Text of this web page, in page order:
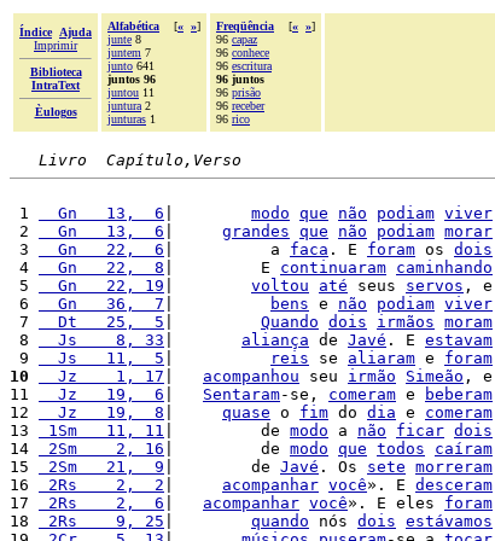
Índice
Ajuda
Imprimir
Biblioteca
IntraText
Èulogos
Alfabética [« »]
junte 8
juntem 7
junto 641
juntos 96
juntou 11
juntura 2
junturas 1
Freqüência [« »]
96 capaz
96 conhece
96 escritura
96 juntos
96 prisão
96 receber
96 rico
Livro  Capítulo,Verso
1
  Gn   13,  6
modo que não podiam viver
2
  Gn   13,  6
grandes que não podiam morar
3
  Gn   22,  6
|          a faca . E foram os dois
4
  Gn   22,  8
|         E continuaram caminhando
5
  Gn   22, 19
voltou até seus servos , e
6
  Gn   36,  7
bens e não podiam viver
7
  Dt   25,  5
Quando dois irmãos moram
8
  Js    8, 33
aliança de Javé . E estavam
9
  Js   11,  5
reis se aliaram e foram
10
  Jz    1, 17
acompanhou seu irmão Simeão , e
11
  Jz   19,  6
Sentaram-se, comeram e beberam
12
  Jz   19,  8
quase o fim do dia e comeram
13
1Sm   11, 11 |         de modo a não ficar dois
14
2Sm    2, 16 |         de modo que todos caíram
15
2Sm   21,  9 |        de Javé . Os sete morreram
16
2Rs    2,  2 acompanhar você». E desceram
17
2Rs    2,  6 acompanhar você». E eles foram
18
2Rs    9, 25 quando nós dois estávamos